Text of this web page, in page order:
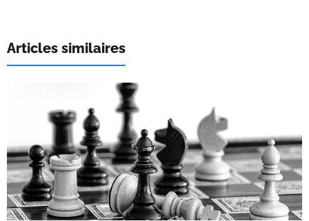
Articles similaires